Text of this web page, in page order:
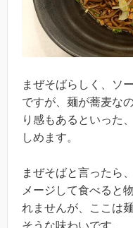
まぜそばらしく、ソ
ですが、麺が蕎麦な
り感もあるといった
しめます。
まぜそばと言ったら
メージして食べると
れませんが、ここは